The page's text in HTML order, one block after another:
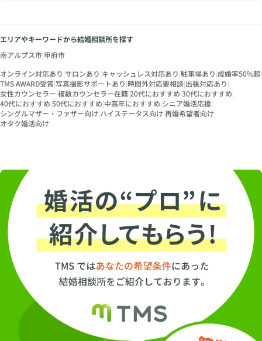
エリアやキーワードから結婚相談所を探す
南アルプス市|甲府市
オンライン対応あり|サロンあり|キャッシュレス対応あり|駐車場あり|成婚率50%超|
TMS AWARD受賞|写真撮影サポートあり|時間外対応要相談|出張対応あり|
女性カウンセラー|複数カウンセラー在籍|20代におすすめ|30代におすすめ|
40代におすすめ|50代におすすめ|中高年におすすめ|シニア婚活応援|
シングルマザー・ファザー向け|ハイステータス向け|再婚希望者向け|
オタク婚活向け